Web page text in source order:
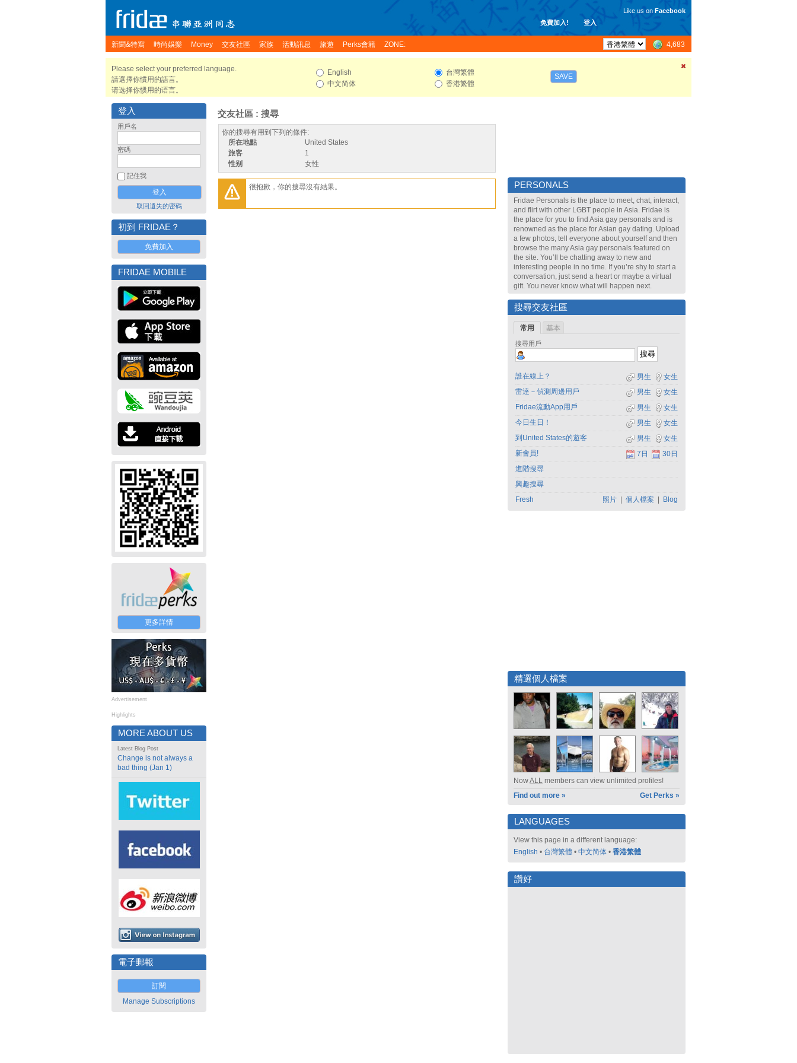
免費加入! 登入
Like us on Facebook
新聞&特寫 時尚娛樂 Money 交友社區 家族 活動訊息 旅遊 Perks會籍 ZONE: 4,683
Please select your preferred language.
請選擇你慣用的語言。
请选择你惯用的语言。
English
中文简体
台灣繁體
香港繁體
SAVE
登入
用戶名
密碼
記住我
取回遺失的密碼
初到 FRIDAE？
免費加入
FRIDAE MOBILE
更多詳情
Advertisement
Highlights
MORE ABOUT US
Latest Blog Post
Change is not always a
bad thing (Jan 1)
電子郵報
訂閱
Manage Subscriptions
交友社區 : 搜尋
你的搜尋有用到下列的條件:
所在地點
United States
旅客
1
性别
女性
很抱歉，你的搜尋沒有結果。 PERSONALS
Fridae Personals is the place to meet, chat, interact,
and flirt with other LGBT people in Asia. Fridae is
the place for you to find Asia gay personals and is
renowned as the place for Asian gay dating. Upload
a few photos, tell everyone about yourself and then
browse the many Asia gay personals featured on
the site. You’ll be chatting away to new and
interesting people in no time. If you’re shy to start a
conversation, just send a heart or maybe a virtual
gift. You never know what will happen next.
搜尋交友社區
常用 基本
搜尋用戶
誰在線上？ 女生
男生
雷達－偵測周邊用戶
女生
男生
Fridae流動App用戶
女生
男生
今日生日！
女生
男生
到United States的遊客
女生
男生
新會員!
30日
7日
進階搜尋
興趣搜尋
Fresh
照片 個人檔案 Blog
精選個人檔案
NowALL members can view unlimited profiles!
Find out more »
Get Perks »
LANGUAGES
View this page in a different language:
English • 台灣繁體 • 中文简体 • 香港繁體
讚好